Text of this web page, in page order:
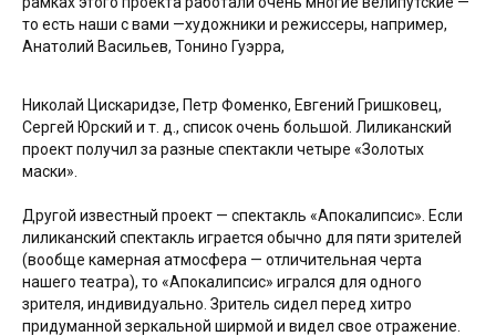
то есть наши с вами —художники и режиссеры, например,
Анатолий Васильев, Тонино Гуэрра,
Николай Цискаридзе, Петр Фоменко, Евгений Гришковец,
Сергей Юрский и т. д., список очень большой. Лиликанский
проект получил за разные спектакли четыре «Золотых
маски».
Другой известный проект — спектакль «Апокалипсис». Если
лиликанский спектакль играется обычно для пяти зрителей
(вообще камерная атмосфера — отличительная черта
нашего театра), то «Апокалипсис» игрался для одного
зрителя, индивидуально. Зритель сидел перед хитро
придуманной зеркальной ширмой и видел свое отражение.